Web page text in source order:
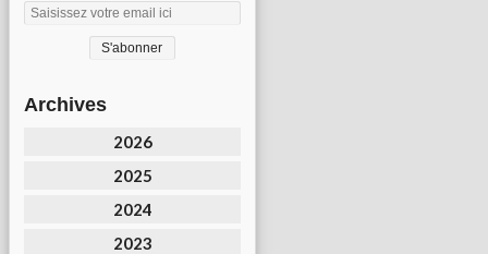
Archives
2026
2025
2024
2023